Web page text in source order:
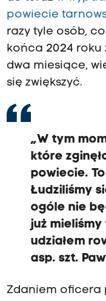
powiecie
razy tyle osób,
końca 2024 roku
dwa miesiące,
się zwiększyć.
„W tym
które
powiecie.
Łudziliśmy
ogóle nie
już
udziałem
asp. szt.
Zdaniem oficera